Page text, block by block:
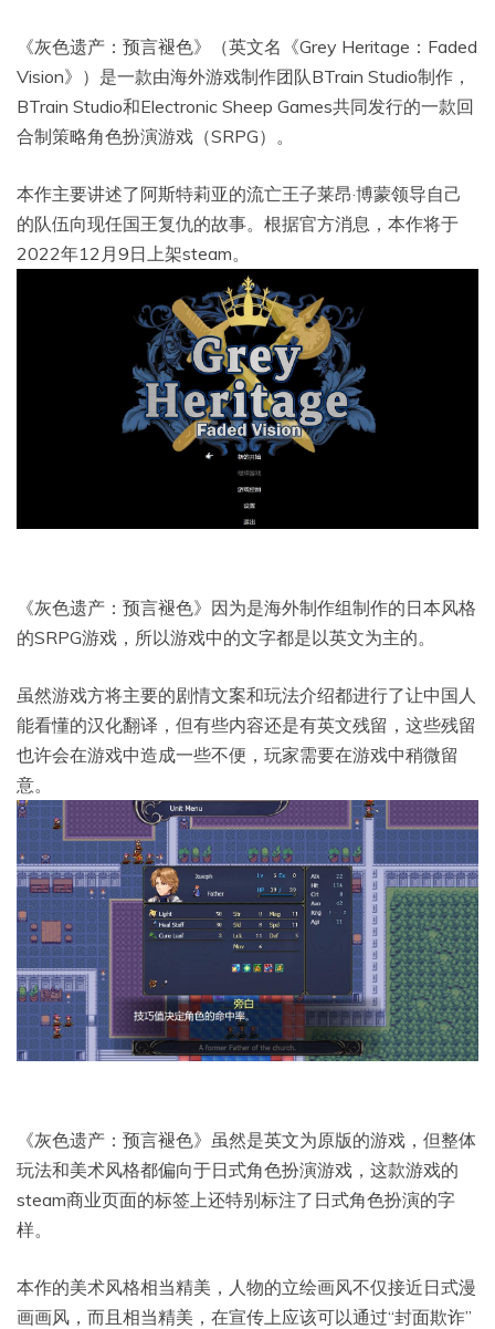
《灰色遗产：预言褪色》（英文名《Grey Heritage：Faded
Vision》）是一款由海外游戏制作团队BTrain Studio制作，
BTrain Studio和Electronic Sheep Games共同发行的一款回
合制策略角色扮演游戏（SRPG）。
本作主要讲述了阿斯特莉亚的流亡王子莱昂·博蒙领导自己
的队伍向现任国王复仇的故事。根据官方消息，本作将于
2022年12月9日上架steam。
《灰色遗产：预言褪色》因为是海外制作组制作的日本风格
的SRPG游戏，所以游戏中的文字都是以英文为主的。
虽然游戏方将主要的剧情文案和玩法介绍都进行了让中国人
能看懂的汉化翻译，但有些内容还是有英文残留，这些残留
也许会在游戏中造成一些不便，玩家需要在游戏中稍微留
意。
《灰色遗产：预言褪色》虽然是英文为原版的游戏，但整体
玩法和美术风格都偏向于日式角色扮演游戏，这款游戏的
steam商业页面的标签上还特别标注了日式角色扮演的字
样。
本作的美术风格相当精美，人物的立绘画风不仅接近日式漫
画画风，而且相当精美，在宣传上应该可以通过“封面欺诈”